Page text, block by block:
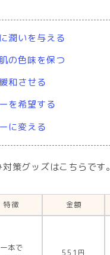
潤いを与える
の色味を保つ
和させる
を希望する
に変える
策グッズはこちらです。
特徴 金額
一本で